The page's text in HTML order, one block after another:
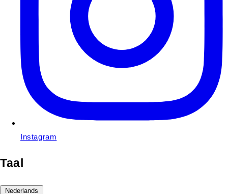
Instagram
Taal
Nederlands